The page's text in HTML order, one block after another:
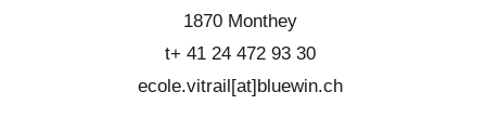
1870 Monthey
t+ 41 24 472 93 30
ecole.vitrail[at]bluewin.ch